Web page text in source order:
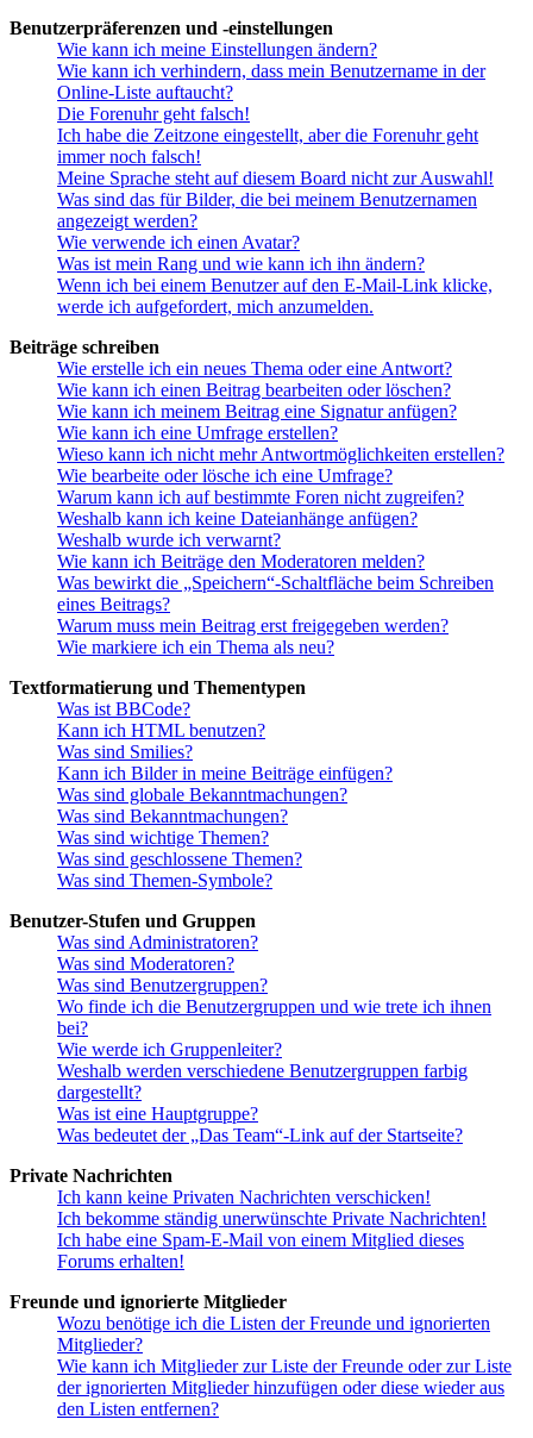
Benutzerpräferenzen und -einstellungen
Wie kann ich meine Einstellungen ändern?
Wie kann ich verhindern, dass mein Benutzername in der
Online-Liste auftaucht?
Die Forenuhr geht falsch!
Ich habe die Zeitzone eingestellt, aber die Forenuhr geht
immer noch falsch!
Meine Sprache steht auf diesem Board nicht zur Auswahl!
Was sind das für Bilder, die bei meinem Benutzernamen
angezeigt werden?
Wie verwende ich einen Avatar?
Was ist mein Rang und wie kann ich ihn ändern?
Wenn ich bei einem Benutzer auf den E-Mail-Link klicke,
werde ich aufgefordert, mich anzumelden.
Beiträge schreiben
Wie erstelle ich ein neues Thema oder eine Antwort?
Wie kann ich einen Beitrag bearbeiten oder löschen?
Wie kann ich meinem Beitrag eine Signatur anfügen?
Wie kann ich eine Umfrage erstellen?
Wieso kann ich nicht mehr Antwortmöglichkeiten erstellen?
Wie bearbeite oder lösche ich eine Umfrage?
Warum kann ich auf bestimmte Foren nicht zugreifen?
Weshalb kann ich keine Dateianhänge anfügen?
Weshalb wurde ich verwarnt?
Wie kann ich Beiträge den Moderatoren melden?
Was bewirkt die „Speichern“-Schaltfläche beim Schreiben
eines Beitrags?
Warum muss mein Beitrag erst freigegeben werden?
Wie markiere ich ein Thema als neu?
Textformatierung und Thementypen
Was ist BBCode?
Kann ich HTML benutzen?
Was sind Smilies?
Kann ich Bilder in meine Beiträge einfügen?
Was sind globale Bekanntmachungen?
Was sind Bekanntmachungen?
Was sind wichtige Themen?
Was sind geschlossene Themen?
Was sind Themen-Symbole?
Benutzer-Stufen und Gruppen
Was sind Administratoren?
Was sind Moderatoren?
Was sind Benutzergruppen?
Wo finde ich die Benutzergruppen und wie trete ich ihnen
bei?
Wie werde ich Gruppenleiter?
Weshalb werden verschiedene Benutzergruppen farbig
dargestellt?
Was ist eine Hauptgruppe?
Was bedeutet der „Das Team“-Link auf der Startseite?
Private Nachrichten
Ich kann keine Privaten Nachrichten verschicken!
Ich bekomme ständig unerwünschte Private Nachrichten!
Ich habe eine Spam-E-Mail von einem Mitglied dieses
Forums erhalten!
Freunde und ignorierte Mitglieder
Wozu benötige ich die Listen der Freunde und ignorierten
Mitglieder?
Wie kann ich Mitglieder zur Liste der Freunde oder zur Liste
der ignorierten Mitglieder hinzufügen oder diese wieder aus
den Listen entfernen?